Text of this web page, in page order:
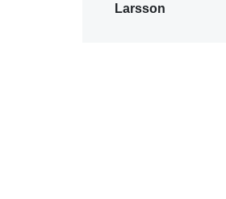
Larsson